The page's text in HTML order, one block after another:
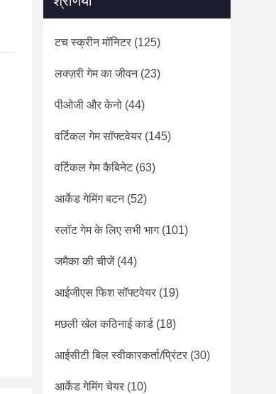
टच स्क्रीन मॉनिटर (125)
लक्ज़री गेम का जीवन(23)
पीओजी और केनो (44)
वर्टिकल गेम सॉफ्टवेयर (145)
वर्टिकल गेम कैबिनेट(63)
आर्केड गेमिंग बटन(52)
स्लॉट गेम के लिए सभी भाग(101)
जमैका की चीजें(44)
आईजीएस फिश सॉफ्टवेयर (19)
मछली खेल कठिनाई कार्ड (18)
आईसीटी बिल स्वीकारकर्ता/प्रिंटर (30)
आर्केड गेमिंग चेयर (10)